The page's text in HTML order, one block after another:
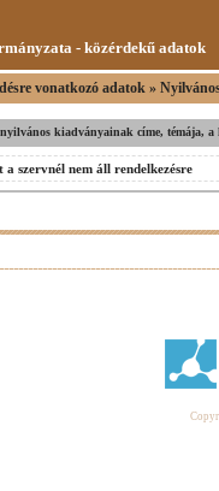
- közérdekű adatok
vonatkozó adatok »
kiadványainak címe, témája, a
szervnél nem áll rendelkezésre